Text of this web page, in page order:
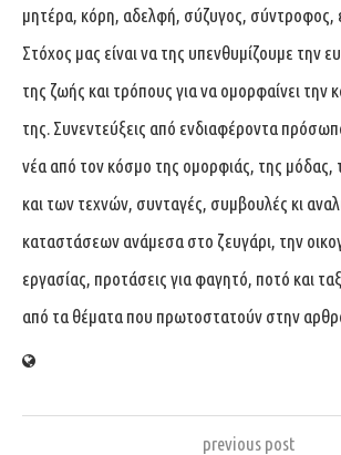
μητέρα, κόρη, αδελφή, σύζυγος, σύντροφος,
Στόχος μας είναι να της υπενθυμίζουμε την
της ζωής και τρόπους για να ομορφαίνει την
της. Συνεντεύξεις από ενδιαφέροντα
νέα από τον κόσμο της ομορφιάς, της μόδας,
και των τεχνών, συνταγές, συμβουλές κι
καταστάσεων ανάμεσα στο ζευγάρι, την
εργασίας, προτάσεις για φαγητό, ποτό και
από τα θέματα που πρωτοστατούν στην
previous post